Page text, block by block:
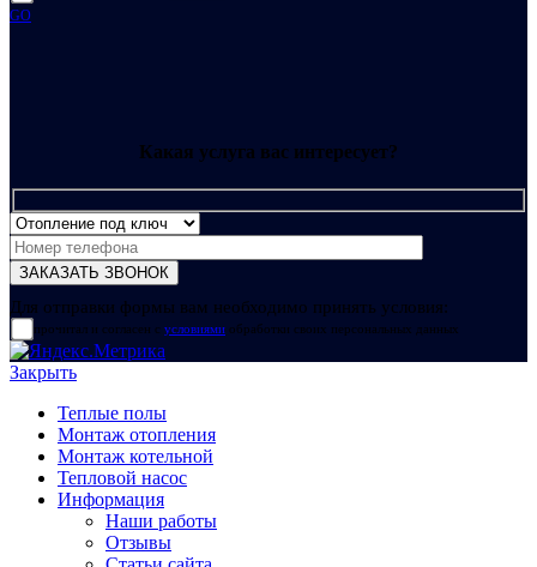
GO
Какая услуга вас интересует?
Для отправки формы вам необходимо принять условия:
прочитал и согласен с условиями обработки своих персональных данных
Закрыть
Теплые полы
Монтаж отопления
Монтаж котельной
Тепловой насос
Информация
Наши работы
Отзывы